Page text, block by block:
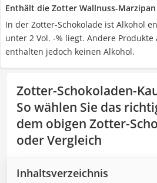
Enthält die Zotter Wallnuss-
In der Zotter-Schokolade ist Alkohol
unter 2 Vol. -% liegt. Andere
enthalten jedoch keinen Alkohol.
Zotter-Schokoladen-
So wählen Sie das
dem obigen Zotter-
oder Vergleich
Inhaltsverzeichnis